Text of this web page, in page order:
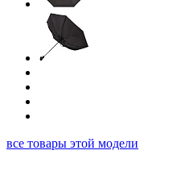
все товары этой модели